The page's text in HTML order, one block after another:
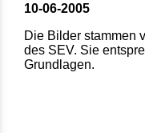
10-06-2005
Die Bilder stammen
des SEV. Sie
Grundlagen.